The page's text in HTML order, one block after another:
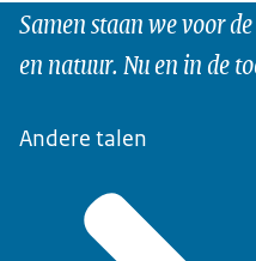
Samen staan we voor
en natuur. Nu en in de
Andere talen